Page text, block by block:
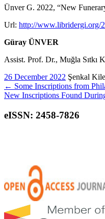
Ünver G. 2022, “New
Url: http://www.libridergi.org/
Güray ÜNVER
Assist. Prof. Dr., Muğla Sıtkı
26 December 2022 Şenkal
← Some Inscriptions from
New Inscriptions Found
eISSN: 2458-7826